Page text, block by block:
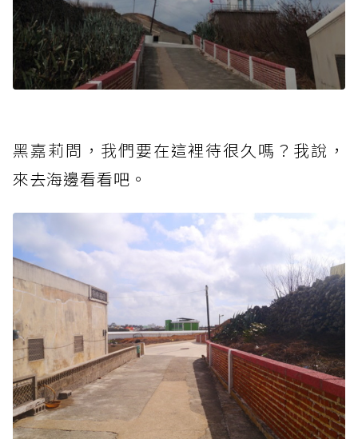
黑嘉莉問，我們要在這裡待很久嗎？我說，
來去海邊看看吧。